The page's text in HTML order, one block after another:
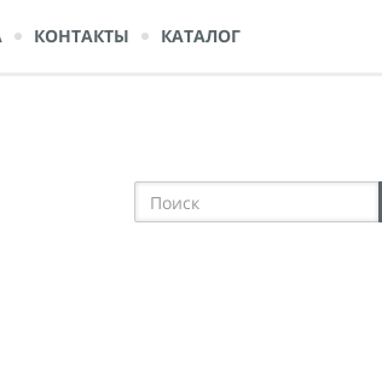
КОНТАКТЫ КАТАЛОГ